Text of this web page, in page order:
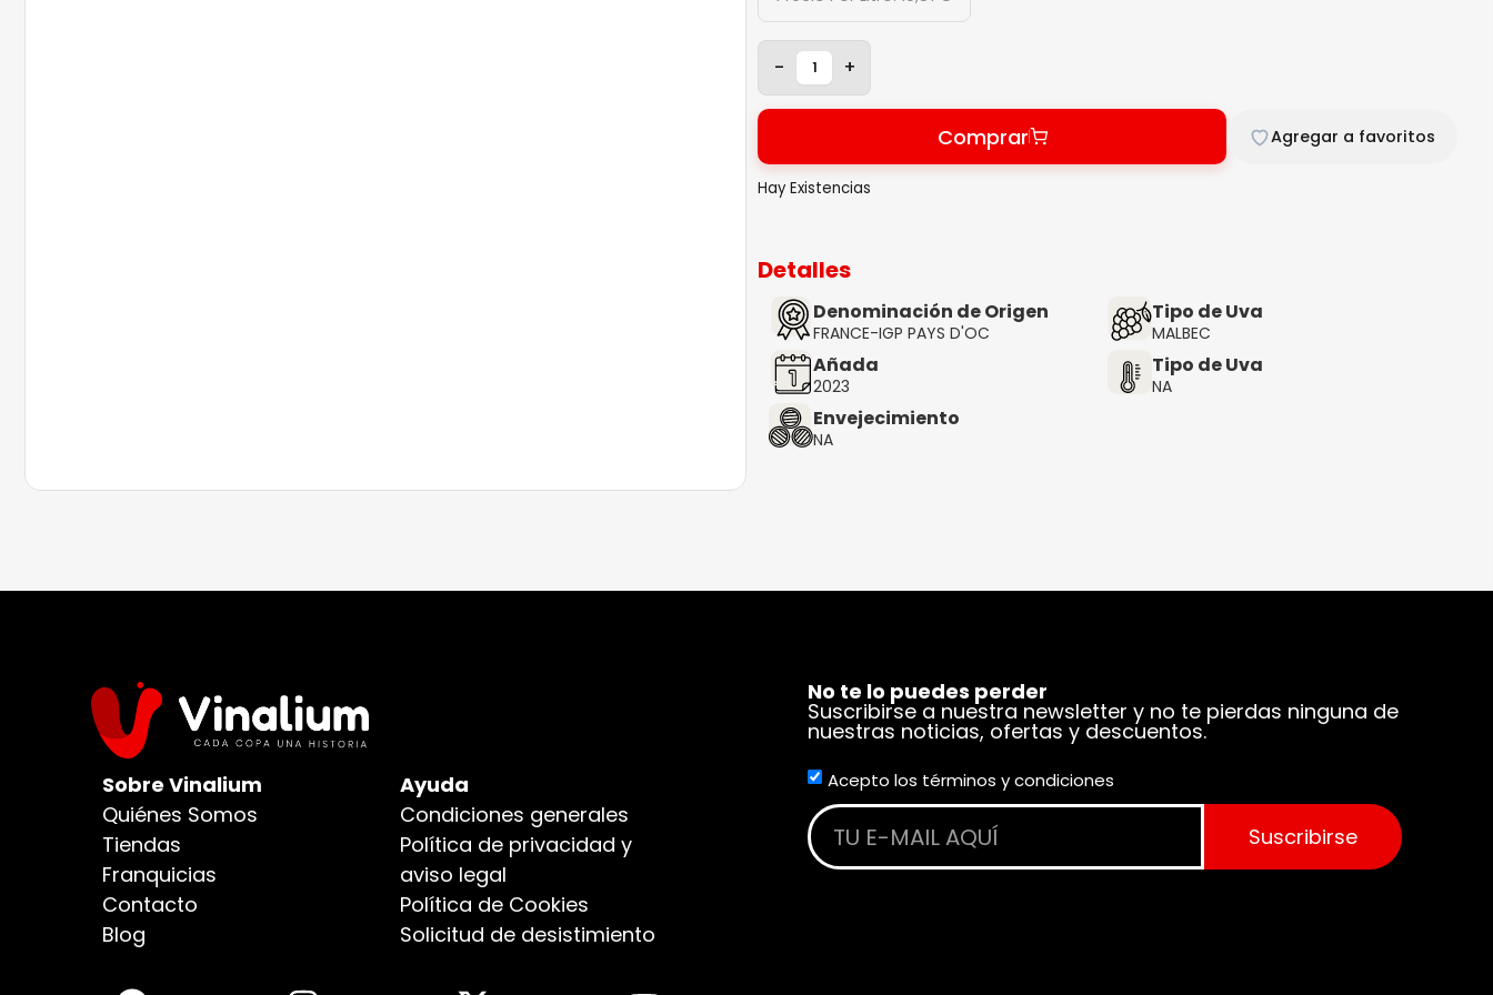
- +
Comprar Agregar a favoritos
Hay Existencias
Detalles
Denominación de Origen
FRANCE-IGP PAYS D'OC
Tipo de Uva
MALBEC
Añada
2023
Tipo de Uva
NA
Envejecimiento
NA
Sobre Vinalium
Quiénes Somos
Tiendas
Franquicias
Contacto
Blog
Ayuda
Condiciones generales
Política de privacidad y
aviso legal
Política de Cookies
Solicitud de desistimiento
No te lo puedes perder
Suscribirse a nuestra newsletter y no te pierdas ninguna de
nuestras noticias, ofertas y descuentos.
Acepto los términos y condiciones
Suscribirse